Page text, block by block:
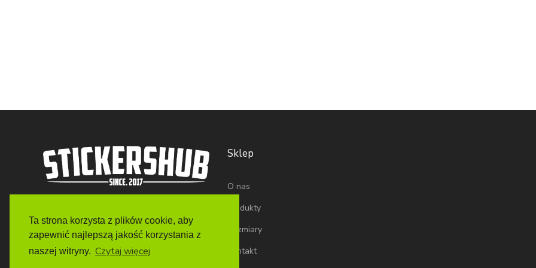
Sklep
O nas
Produkty
Rozmiary
Kontakt
Ta strona korzysta z plików cookie, aby
zapewnić najlepszą jakość korzystania z
naszej witryny. Czytaj więcej